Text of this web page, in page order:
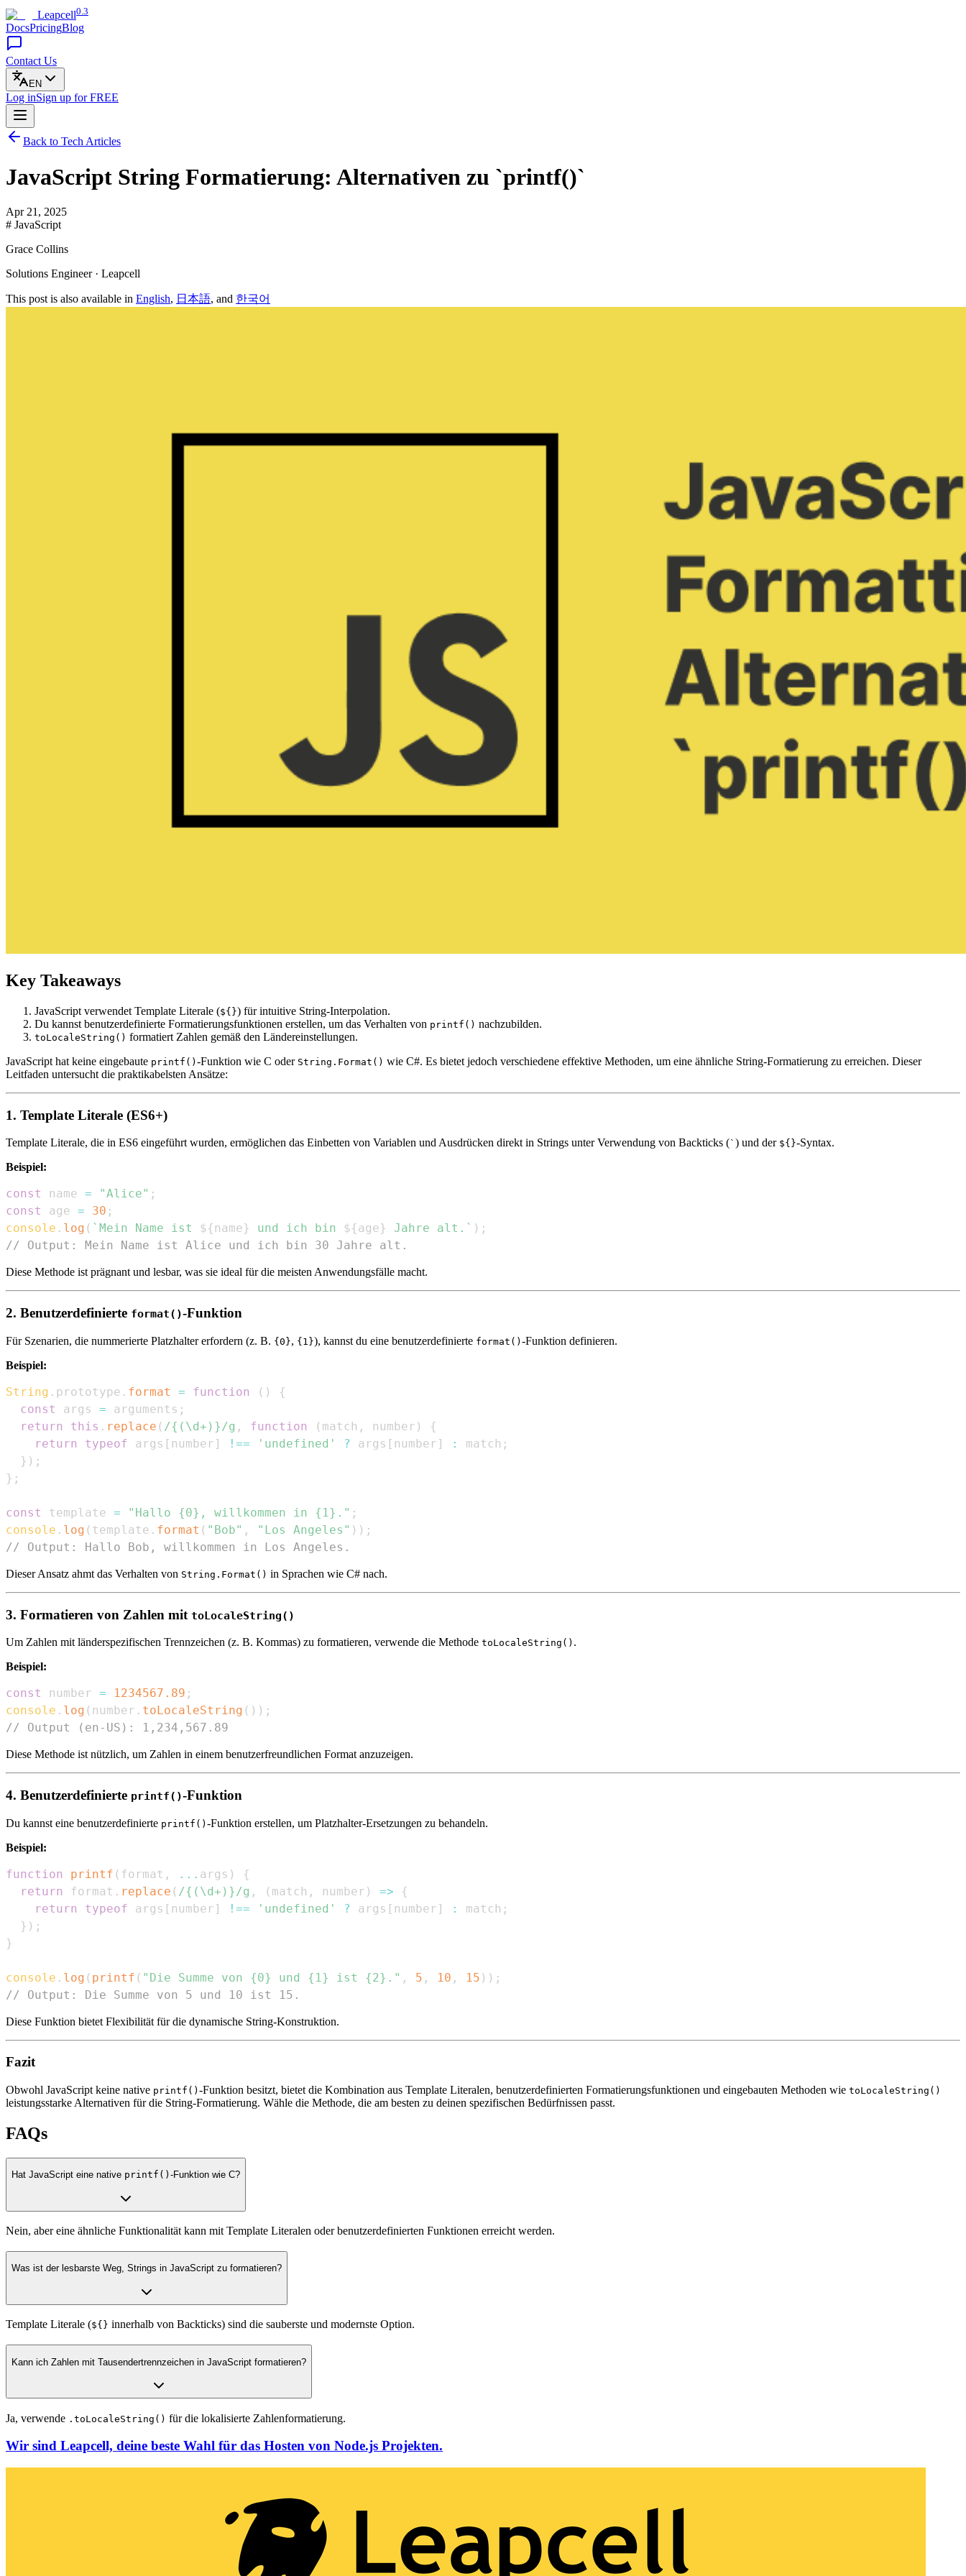
Leapcell0.3
DocsPricingBlog
Contact Us
EN
Log inSign up for FREE
Back to Tech Articles
JavaScript String Formatierung: Alternativen zu `printf()`
Apr 21, 2025
# JavaScript
Grace Collins
Solutions Engineer · Leapcell
This post is also available in English, 日本語, and 한국어
Key Takeaways
JavaScript verwendet Template Literale (${}) für intuitive String-Interpolation.
Du kannst benutzerdefinierte Formatierungsfunktionen erstellen, um das Verhalten von printf() nachzubilden.
toLocaleString() formatiert Zahlen gemäß den Ländereinstellungen.
JavaScript hat keine eingebaute printf() -Funktion wie C oder String.Format() wie C#. Es bietet jedoch verschiedene effektive Methoden, um eine ähnliche String-Formatierung zu erreichen. Dieser
Leitfaden untersucht die praktikabelsten Ansätze:
1. Template Literale (ES6+)
Template Literale, die in ES6 eingeführt wurden, ermöglichen das Einbetten von Variablen und Ausdrücken direkt in Strings unter Verwendung von Backticks (` ) und der ${}-Syntax.
Beispiel:
const name = "Alice" ;
const
age = 30 ;
console . log ( ` Mein Name ist ${name} und ich bin ${age} Jahre alt. ` ) ;
// Output: Mein Name ist Alice und ich bin 30 Jahre alt.
Diese Methode ist prägnant und lesbar, was sie ideal für die meisten Anwendungsfälle macht.
2. Benutzerdefinierte format()-Funktion
Für Szenarien, die nummerierte Platzhalter erfordern (z. B. {0}, {1}), kannst du eine benutzerdefinierte format() -Funktion definieren.
Beispiel:
String . prototype . format = function ( )
{
const
args = arguments ;
return
this . replace ( /{(\d+)}/g , function ( match , number )
{
return
typeof args [ number ] !== 'undefined' ? args [ number ] : match ;
} ) ;
} ;
const template = "Hallo {0}, willkommen in {1}." ;
console . log ( template . format ( "Bob" , "Los Angeles" ) ) ;
// Output: Hallo Bob, willkommen in Los Angeles.
Dieser Ansatz ahmt das Verhalten von String.Format() in Sprachen wie C# nach.
3. Formatieren von Zahlen mit toLocaleString()
Um Zahlen mit länderspezifischen Trennzeichen (z. B. Kommas) zu formatieren, verwende die Methode toLocaleString() .
Beispiel:
const number = 1234567.89 ;
console . log ( number . toLocaleString ( ) ) ;
// Output (en-US): 1,234,567.89
Diese Methode ist nützlich, um Zahlen in einem benutzerfreundlichen Format anzuzeigen.
4. Benutzerdefinierte printf()-Funktion
Du kannst eine benutzerdefinierte printf() -Funktion erstellen, um Platzhalter-Ersetzungen zu behandeln.
Beispiel:
function printf ( format , ... args )
{
return
format . replace ( /{(\d+)} /g , ( match , number ) =>
{
return
typeof args [ number ] !== 'undefined' ? args [ number ] : match ;
} ) ;
}
console . log ( printf ( "Die Summe von {0} und {1} ist {2}." , 5 , 10 , 15 ) ) ;
// Output: Die Summe von 5 und 10 ist 15.
Diese Funktion bietet Flexibilität für die dynamische String-Konstruktion.
Fazit
Obwohl JavaScript keine native printf() -Funktion besitzt, bietet die Kombination aus Template Literalen, benutzerdefinierten Formatierungsfunktionen und eingebauten Methoden wie toLocaleString()
leistungsstarke Alternativen für die String-Formatierung. Wähle die Methode, die am besten zu deinen spezifischen Bedürfnissen passt.
FAQs
Hat JavaScript eine native printf() -Funktion wie C?
Nein, aber eine ähnliche Funktionalität kann mit Template Literalen oder benutzerdefinierten Funktionen erreicht werden.
Was ist der lesbarste Weg, Strings in JavaScript zu formatieren?
Template Literale (${} innerhalb von Backticks) sind die sauberste und modernste Option.
Kann ich Zahlen mit Tausendertrennzeichen in JavaScript formatieren?
Ja, verwende .toLocaleString() für die lokalisierte Zahlenformatierung.
Wir sind Leapcell, deine beste Wahl für das Hosten von Node.js Projekten.